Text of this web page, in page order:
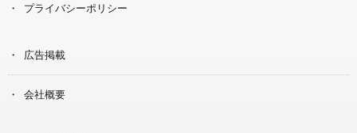
プライバシーポリシー
広告掲載
会社概要